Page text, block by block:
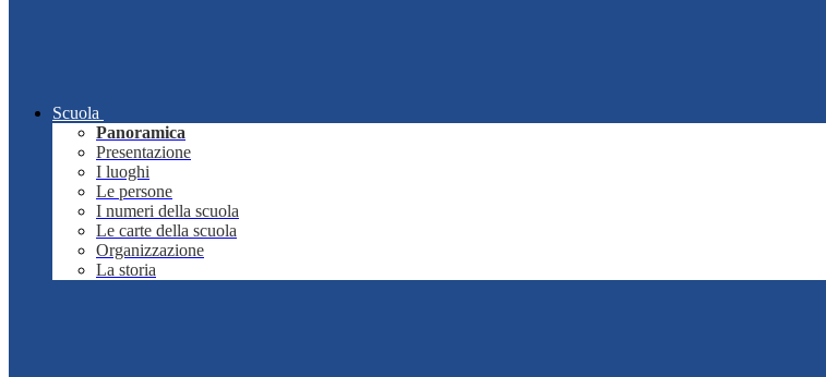
Scuola
Panoramica
Presentazione
I luoghi
Le persone
I numeri della scuola
Le carte della scuola
Organizzazione
La storia